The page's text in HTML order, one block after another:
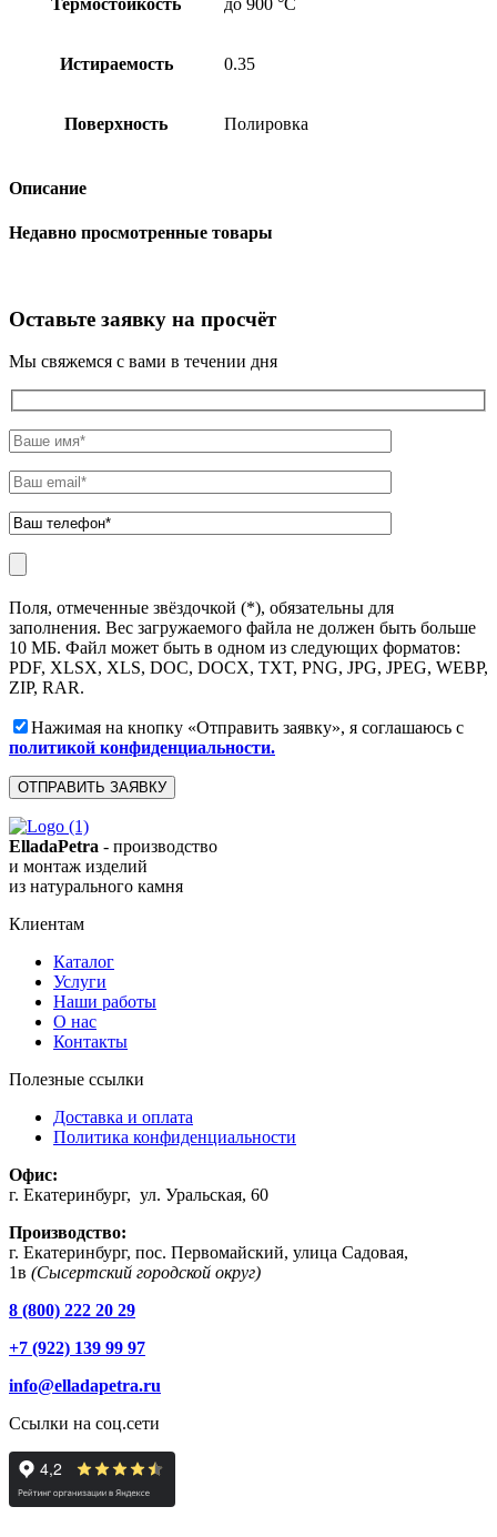
Термостойкость до 900 °C
Истираемость 0.35
Поверхность Полировка
Описание
Недавно просмотренные товары
Оставьте заявку на просчёт
Мы свяжемся с вами в течении дня
Поля, отмеченные звёздочкой (*), обязательны для
заполнения. Вес загружаемого файла не должен быть больше
10 МБ. Файл может быть в одном из следующих форматов:
PDF, XLSX, XLS, DOC, DOCX, TXT, PNG, JPG, JPEG, WEBP,
ZIP, RAR.
Нажимая на кнопку «Отправить заявку», я соглашаюсь с
политикой конфиденциальности.
ElladaPetra - производство
и монтаж изделий
из натурального камня
Клиентам
Каталог
Услуги
Наши работы
О нас
Контакты
Полезные ссылки
Доставка и оплата
Политика конфиденциальности
Офис:
г. Екатеринбург, ул. Уральская, 60
Производство:
г. Екатеринбург, пос. Первомайский, улица Садовая,
1в (Сысертский городской округ)
8 (800) 222 20 29
+7 (922) 139 99 97
info@elladapetra.ru
Ссылки на соц.сети